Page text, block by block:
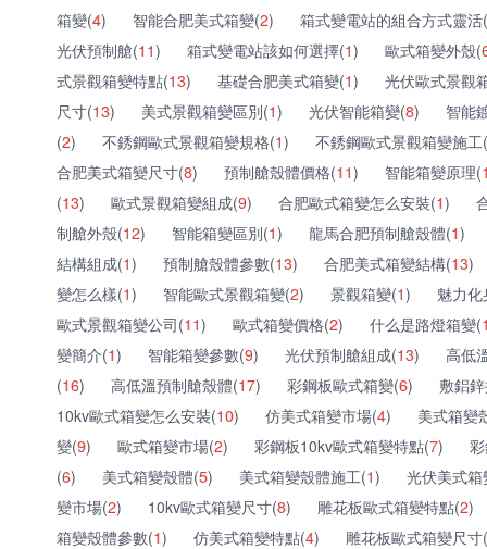
箱變(4) 智能合肥美式箱變(2)
箱式變電站的組合方式靈活(
光伏預制艙(11) 箱式變電站該如何選擇(1) 歐式箱變外殼(
式景觀箱變特點(13) 基礎合肥美式箱變(1)
光伏歐式景觀
尺寸(13) 美式景觀箱變區別(1) 光伏智能箱變(8)
智能
(2) 不銹鋼歐式景觀箱變規格(1)
不銹鋼歐式景觀箱變施工(
合肥美式箱變尺寸(8) 預制艙殼體價格(11) 智能箱變原理(
(13) 歐式景觀箱變組成(9) 合肥歐式箱變怎么安裝(1)
制艙外殼(12) 智能箱變區別(1) 龍馬合肥預制艙殼體(1)
結構組成(1) 預制艙殼體參數(13) 合肥美式箱變結構(13)
變怎么樣(1) 智能歐式景觀箱變(2) 景觀箱變(1)
魅力
歐式景觀箱變公司(11) 歐式箱變價格(2) 什么是路燈箱變(
變簡介(1) 智能箱變參數(9) 光伏預制艙組成(13)
高低
(16) 高低溫預制艙殼體(17) 彩鋼板歐式箱變(6)
敷鋁
10kv歐式箱變怎么安裝(10) 仿美式箱變市場(4)
美式箱變
變(9) 歐式箱變市場(2) 彩鋼板10kv歐式箱變特點(7)
(6) 美式箱變殼體(5) 美式箱變殼體施工(1)
光伏美式
變市場(2) 10kv歐式箱變尺寸(8) 雕花板歐式箱變特點(2)
箱變殼體參數(1) 仿美式箱變特點(4)
雕花板歐式箱變尺寸(